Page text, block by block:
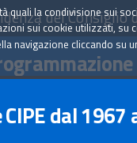
del Consiglio
dal 1967
la condivisione sui
sui cookie utilizzati,
navigazione cliccando su